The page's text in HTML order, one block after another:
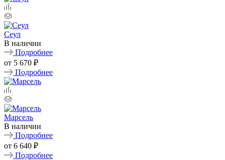
Сеул
В наличии
Подробнее
от 5 670 ₽
Подробнее
Марсель
В наличии
Подробнее
от 6 640 ₽
Подробнее